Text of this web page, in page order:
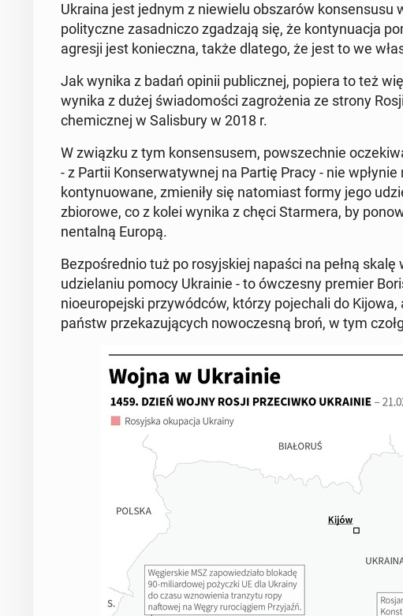
Ukraina jest jednym z nie­wie­lu ob­sza­rów kon­sen­su­su
po­li­tycz­ne za­sad­ni­czo zga­dza­ją się, że kon­ty­nu­acja
agresji jest ko­niecz­na, także dlatego, że jest to we
Jak wynika z badań opinii pu­blicz­nej, popiera to też
wynika z dużej świa­do­mo­ści za­gro­że­nia ze strony
che­micz­nej w Sa­lis­bu­ry w 2018 r.
W związku z tym kon­sen­su­sem, po­wszech­nie
- z Partii Kon­ser­wa­tyw­nej na Partię Pracy - nie
kon­ty­nu­owa­ne, zmie­ni­ły się na­to­miast formy jego
zbio­ro­we, co z kolei wynika z chęci Star­me­ra, by
nen­tal­ną Europą.
Bez­po­śred­nio tuż po ro­syj­skiej napaści na pełną
udzie­la­niu pomocy Ukra­inie - to ów­cze­sny premier
nio­eu­ro­pej­ski przy­wód­ców, którzy po­je­cha­li do
państw prze­ka­zu­ją­cych no­wo­cze­sną broń, w tym